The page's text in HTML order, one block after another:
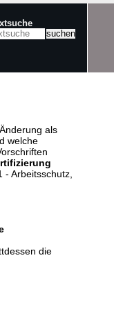
als
welche
Arbeitsschutz,
die